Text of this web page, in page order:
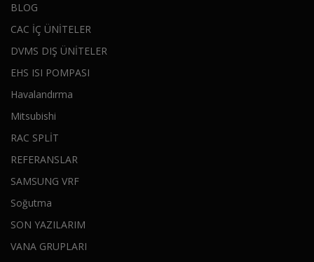
BLOG
CAC İÇ ÜNİTELER
DVMS DIŞ ÜNİTELER
EHS ISI POMPASI
Havalandırma
Mitsubishi
RAC SPLİT
REFERANSLAR
SAMSUNG VRF
Soğutma
SON YAZILARIM
VANA GRUPLARI